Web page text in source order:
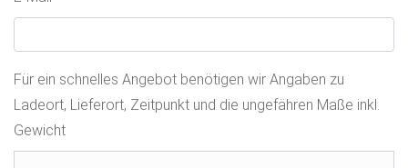
Für ein schnelles Angebot benötigen wir Angaben zu
Ladeort, Lieferort, Zeitpunkt und die ungefähren Maße inkl.
Gewicht